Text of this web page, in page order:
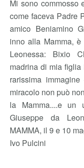
"Mamma" per
Mi sono commosso
come faceva Padre
amico Beniamino
inno alla Mamma,
Leonessa: Bixio
madrina di mia figlia
rarissima
miracolo non può
la Mamma....e un
Giuseppe da
MAMMA, il 9 e 10